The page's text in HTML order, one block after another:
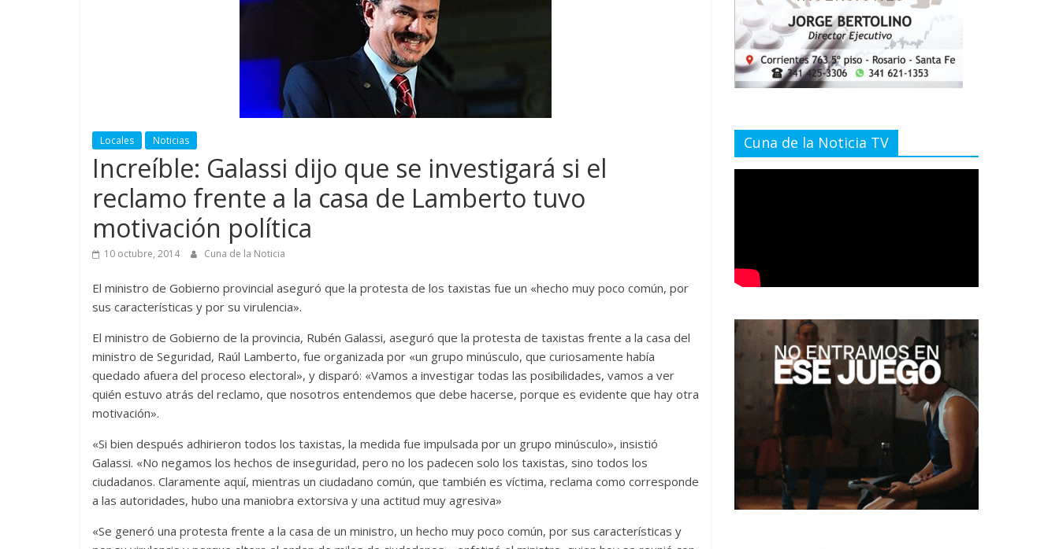
Locales Noticias
Increíble: Galassi dijo que se investigará si el
reclamo frente a la casa de Lamberto tuvo
motivación política
10 octubre, 2014 Cuna de la Noticia
El ministro de Gobierno provincial aseguró que la protesta de los taxistas fue un «hecho muy poco común, por
sus características y por su virulencia».
El ministro de Gobierno de la provincia, Rubén Galassi, aseguró que la protesta de taxistas frente a la casa del
ministro de Seguridad, Raúl Lamberto, fue organizada por «un grupo minúsculo, que curiosamente había
quedado afuera del proceso electoral», y disparó: «Vamos a investigar todas las posibilidades, vamos a ver
quién estuvo atrás del reclamo, que nosotros entendemos que debe hacerse, porque es evidente que hay otra
motivación».
«Si bien después adhirieron todos los taxistas, la medida fue impulsada por un grupo minúsculo», insistió
Galassi. «No negamos los hechos de inseguridad, pero no los padecen solo los taxistas, sino todos los
ciudadanos. Claramente aquí, mientras un ciudadano común, que también es víctima, reclama como corresponde
a las autoridades, hubo una maniobra extorsiva y una actitud muy agresiva»
«Se generó una protesta frente a la casa de un ministro, un hecho muy poco común, por sus características y
Cuna de la Noticia TV